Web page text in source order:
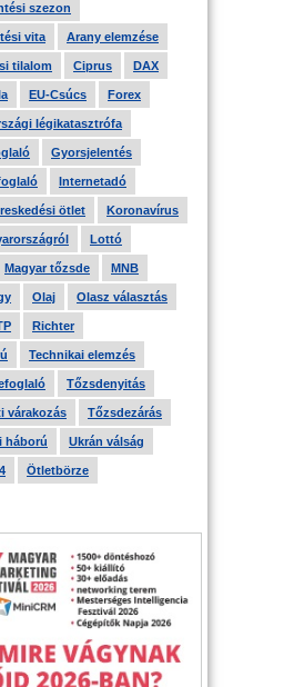
szezon
vita Arany elemzése
tilalom Ciprus DAX
EU-Csúcs Forex
légikatasztrófa
Gyorsjelentés
Internetadó
ötlet Koronavírus
Lottó
Magyar tőzsde MNB
Olaj Olasz választás
Richter
Technikai elemzés
Tőzsdenyitás
várakozás Tőzsdezárás
háború Ukrán válság
Ötletbörze